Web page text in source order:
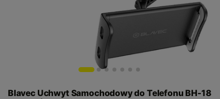
Blavec Uchwyt Samochodowy do Telefonu BH-18